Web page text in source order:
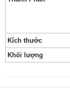
Kích thước
Khối lượng